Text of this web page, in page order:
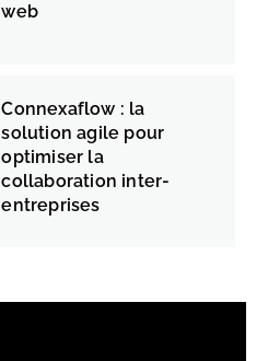
web
Connexaflow : la
solution agile pour
optimiser la
collaboration inter-
entreprises